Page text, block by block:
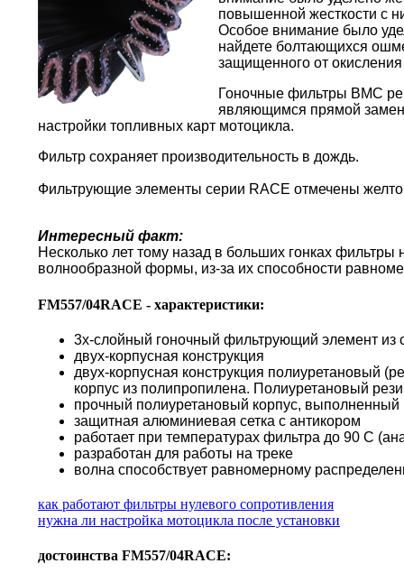
повышенной жесткости с
Особое внимание было
найдете болтающихся
защищенного от
Гоночные фильтры BMC
являющимся прямой
настройки топливных карт мотоцикла.
Фильтр сохраняет производительность в дождь.
Фильтрующие элементы серии RACE отмечены
Интересный факт:
Несколько лет тому назад в больших гонках
волнообразной формы, из-за их способности
FM557/04RACE - характеристики:
3х-слойный гоночный фильтрующий элемент из
двух-корпусная конструкция
двух-корпусная конструкция полиуретановый
корпус из полипропилена. Полиуретановый
прочный полиуретановый корпус, выполненный
защитная алюминиевая сетка с антикором
работает при температурах фильтра до 90 С
разработан для работы на треке
волна способствует равномерному
как работают фильтры нулевого сопротивления
нужна ли настройка мотоцикла после установки
достоинства FM557/04RACE: